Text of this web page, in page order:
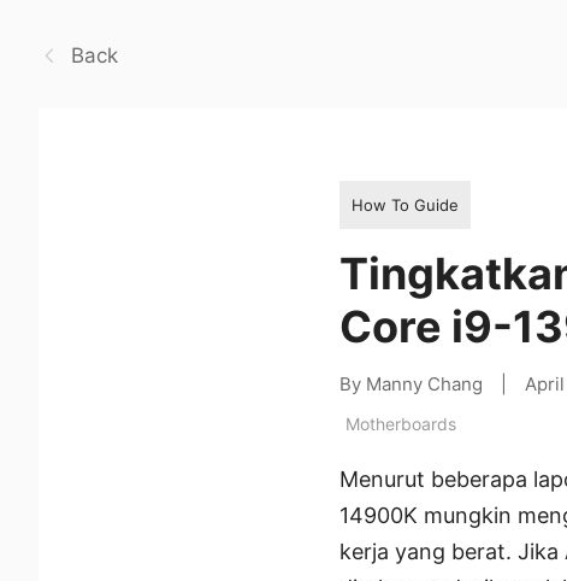
Back
How To Guide
Core i9-
By Manny Chang
Motherboards
Menurut beberapa
14900K mungkin
kerja yang berat. Jika